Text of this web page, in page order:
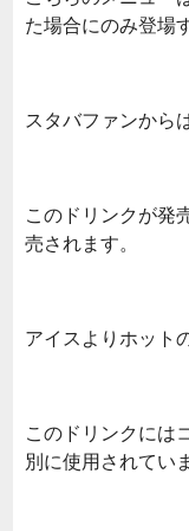
た場合にのみ登場
スタバファンから
このドリンクが発
売されます。
アイスよりホット
このドリンクには
別に使用されてい